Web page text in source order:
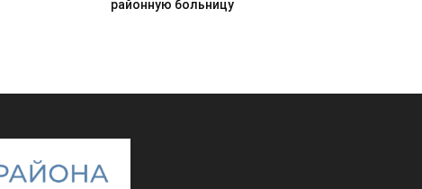
районную больницу